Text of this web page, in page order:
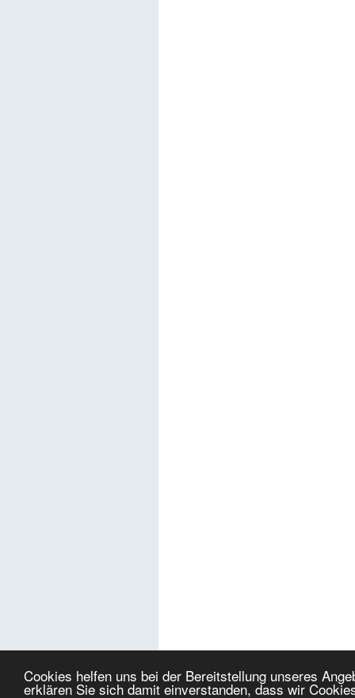
Cookies helfen uns bei der Bereitstellung unseres
erklären Sie sich damit einverstanden, dass wir